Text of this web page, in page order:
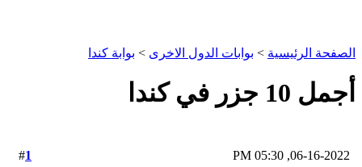
الصفحة الرئيسية > بوابات الدول الاخرى > بوابة كندا
أجمل 10 جزر في كندا
1
06-16-2022, 05:30 PM